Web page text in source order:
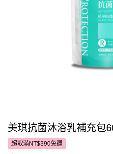
美琪抗菌沐浴乳補充包
超取滿NT$390免運